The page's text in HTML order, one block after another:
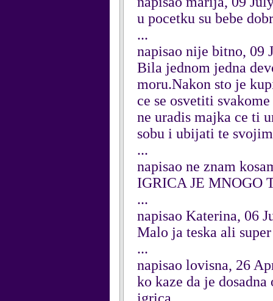
u pocetku su bebe
...
napisao nije bitno, 09
Bila jednom jedna
moru.Nakon sto je
ce se osvetiti
ne uradis majka ce ti
sobu i ubijati te
...
napisao ne znam
IGRICA JE MNOGO
...
napisao Katerina, 06
Malo ja teska ali
...
napisao lovisna, 26
ko kaze da je dosadna